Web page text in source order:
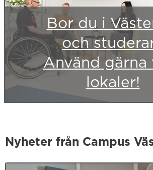
Bor du i
och
Använd gärna
lokaler!
Nyheter från Campus